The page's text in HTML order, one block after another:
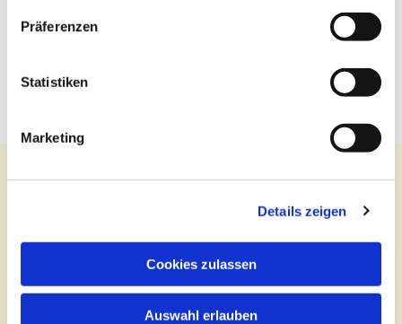
Präferenzen
Statistiken
Marketing
Details zeigen
Cookies zulassen
Auswahl erlauben
Kontakt
Tel.: